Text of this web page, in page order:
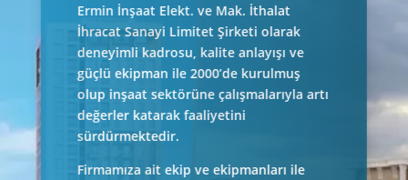
Ermin İnşaat Elekt. ve Mak. İthalat
İhracat Sanayi Limitet Şirketi olarak
deneyimli kadrosu, kalite anlayışı ve
güçlü ekipman ile 2000’de kurulmuş
olup inşaat sektörüne çalışmalarıyla artı
değerler katarak faaliyetini
sürdürmektedir.
Firmamıza ait ekip ve ekipmanları ile